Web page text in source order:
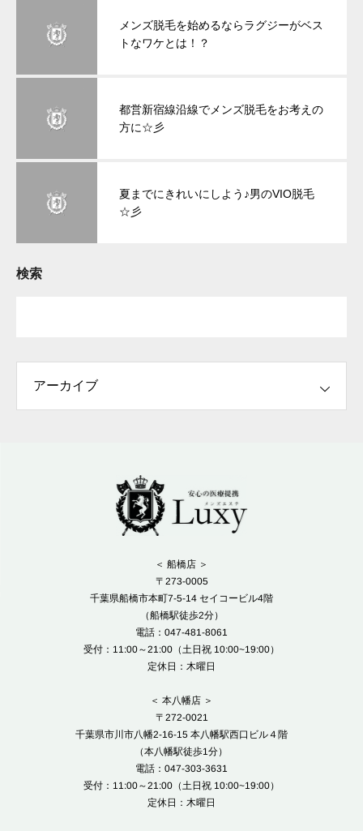
メンズ脱毛を始めるならラグジーがベス
トなワケとは！？
都営新宿線沿線でメンズ脱毛をお考えの
方に☆彡
夏までにきれいにしよう♪男のVIO脱毛
☆彡
検索
＜ 船橋店 ＞
〒273-0005
千葉県船橋市本町7-5-14 セイコービル4階
（船橋駅徒歩2分）
電話：047-481-8061
受付：11:00～21:00（土日祝 10:00~19:00）
定休日：木曜日
＜ 本八幡店 ＞
〒272-0021
千葉県市川市八幡2-16-15 本八幡駅西口ビル４階
（本八幡駅徒歩1分）
電話：047-303-3631
受付：11:00～21:00（土日祝 10:00~19:00）
定休日：木曜日